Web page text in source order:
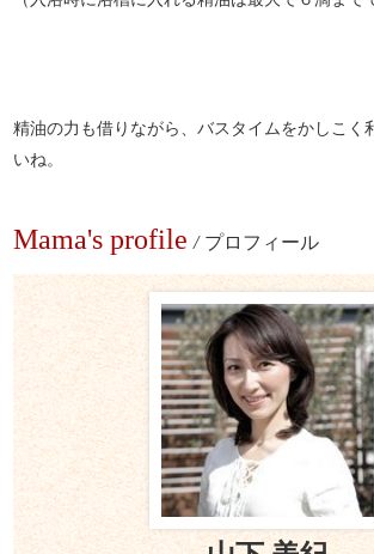
精油の力も借りながら、バスタイムをかしこく
いね。
Mama's profile / プロフィール